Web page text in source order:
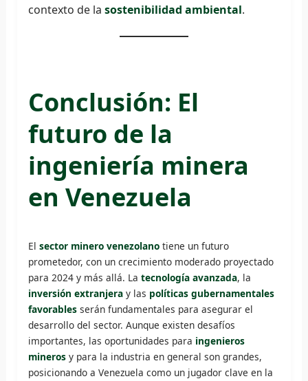
contexto de la sostenibilidad ambiental.
Conclusión: El
futuro de la
ingeniería minera
en Venezuela
El sector minero venezolanotiene un futuro
prometedor, con un crecimiento moderado proyectado
para 2024 y más allá. La tecnología avanzada, la
inversión extranjeray las políticas gubernamentales
favorablesserán fundamentales para asegurar el
desarrollo del sector. Aunque existen desafíos
importantes, las oportunidades para ingenieros
minerosy para la industria en general son grandes,
posicionando a Venezuela como un jugador clave en la